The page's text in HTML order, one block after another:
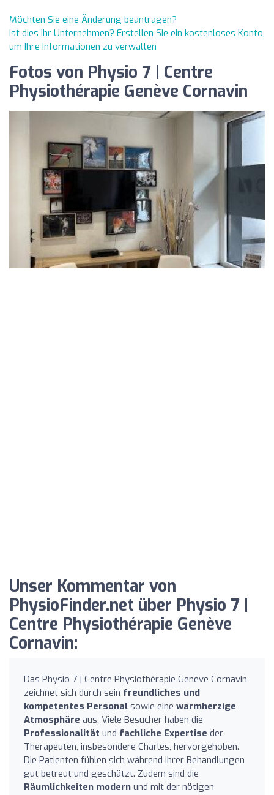
Möchten Sie eine Änderung beantragen?
Ist dies Ihr Unternehmen? Erstellen Sie ein kostenloses Konto,
um Ihre Informationen zu verwalten
Fotos von Physio 7 | Centre
Physiothérapie Genève Cornavin
Unser Kommentar von
PhysioFinder.net über Physio 7 |
Centre Physiothérapie Genève
Cornavin:
Das Physio 7 | Centre Physiothérapie Genève Cornavin
zeichnet sich durch sein freundliches und
kompetentes Personal sowie eine warmherzige
Atmosphäre aus. Viele Besucher haben die
Professionalität und fachliche Expertise der
Therapeuten, insbesondere Charles, hervorgehoben.
Die Patienten fühlen sich während ihrer Behandlungen
gut betreut und geschätzt. Zudem sind die
Räumlichkeiten modern und mit der nötigen